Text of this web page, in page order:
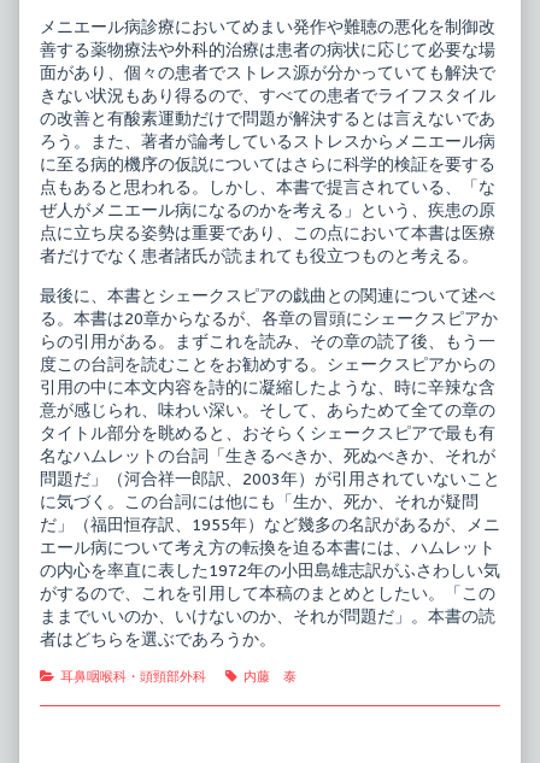
メニエール病診療においてめまい発作や難聴の悪化を制御改
善する薬物療法や外科的治療は患者の病状に応じて必要な場
面があり、個々の患者でストレス源が分かっていても解決で
きない状況もあり得るので、すべての患者でライフスタイル
の改善と有酸素運動だけで問題が解決するとは言えないであ
ろう。また、著者が論考しているストレスからメニエール病
に至る病的機序の仮説についてはさらに科学的検証を要する
点もあると思われる。しかし、本書で提言されている、「な
ぜ人がメニエール病になるのかを考える」という、疾患の原
点に立ち戻る姿勢は重要であり、この点において本書は医療
者だけでなく患者諸氏が読まれても役立つものと考える。
最後に、本書とシェークスピアの戯曲との関連について述べ
る。本書は20章からなるが、各章の冒頭にシェークスピアか
らの引用がある。まずこれを読み、その章の読了後、もう一
度この台詞を読むことをお勧めする。シェークスピアからの
引用の中に本文内容を詩的に凝縮したような、時に辛辣な含
意が感じられ、味わい深い。そして、あらためて全ての章の
タイトル部分を眺めると、おそらくシェークスピアで最も有
名なハムレットの台詞「生きるべきか、死ぬべきか、それが
問題だ」（河合祥一郎訳、2003年）が引用されていないこと
に気づく。この台詞には他にも「生か、死か、それが疑問
だ」（福田恒存訳、1955年）など幾多の名訳があるが、メニ
エール病について考え方の転換を迫る本書には、ハムレット
の内心を率直に表した1972年の小田島雄志訳がふさわしい気
がするので、これを引用して本稿のまとめとしたい。「この
ままでいいのか、いけないのか、それが問題だ」。本書の読
者はどちらを選ぶであろうか。
Categories
耳鼻咽喉科・頭頸部外科 Tags
内藤 泰